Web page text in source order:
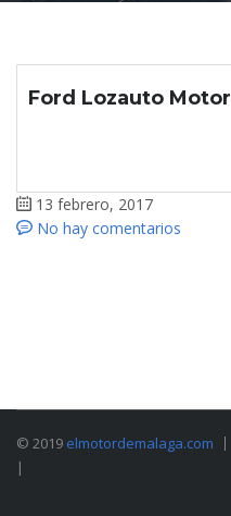
Ford Lozauto Motor
13 febrero, 2017
No hay comentarios
© 2019 elmotordemalaga.com
|